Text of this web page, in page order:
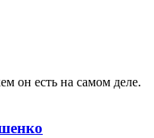
он есть на самом деле.